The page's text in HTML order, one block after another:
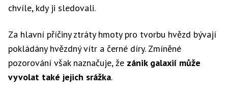
chvíle, kdy ji sledovali.
Za hlavní příčiny ztráty hmoty pro tvorbu hvězd bývají
pokládány hvězdný vítr a černé díry. Zmíněné
pozorování však naznačuje, že zánik galaxií může
vyvolat také jejich srážka.